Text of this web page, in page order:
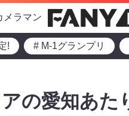
メラマン
! # M-1グランプリ
の愛知あ